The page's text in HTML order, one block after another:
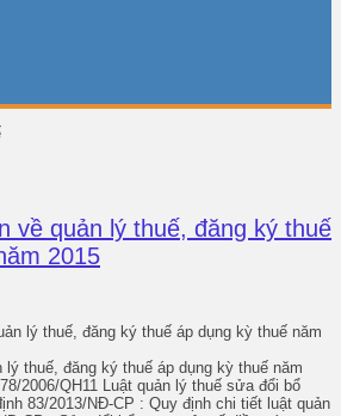
về quản lý thuế, đăng ký thuế
2015
thuế, đăng ký thuế áp dụng kỳ thuế năm
2006/QH11 Luật quản lý thuế sửa đổi bổ
83/2013/NĐ-CP : Quy định chi tiết luật quản